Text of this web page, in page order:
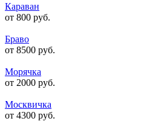
Караван
от 800 руб.
Браво
от 8500 руб.
Морячка
от 2000 руб.
Москвичка
от 4300 руб.